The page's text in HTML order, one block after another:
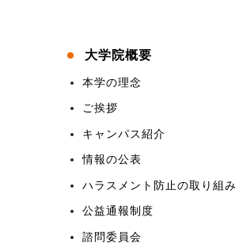
大学院概要
本学の理念
ご挨拶
キャンパス紹介
情報の公表
ハラスメント防止の取り組み
公益通報制度
諮問委員会